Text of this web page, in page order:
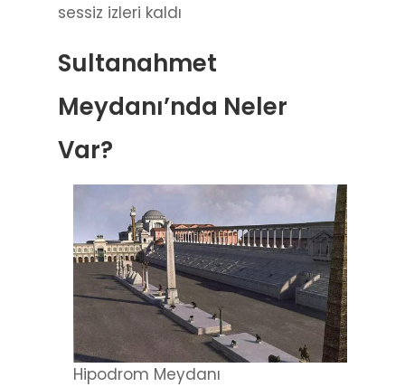
sessiz izleri kaldı
Sultanahmet
Meydanı’nda Neler
Var?
Hipodrom Meydanı